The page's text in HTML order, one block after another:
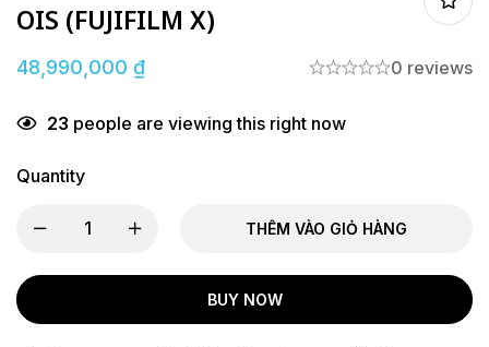
OIS (FUJIFILM X)
48,990,000 ₫ 0 reviews
23 people are viewing this right now
Quantity
THÊM VÀO GIỎ HÀNG
BUY NOW